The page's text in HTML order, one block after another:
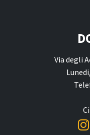
Via degli